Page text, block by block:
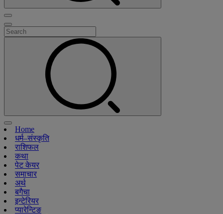
Home
धर्म–संस्कृति
राशिफल
कथा
पेट केयर
समाचार
अर्थ
बगैचा
इन्टेरियर
प्यारेन्टिङ